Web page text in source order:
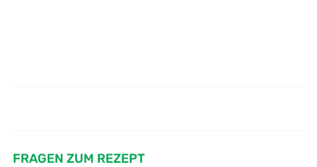
FRAGEN ZUM REZEPT